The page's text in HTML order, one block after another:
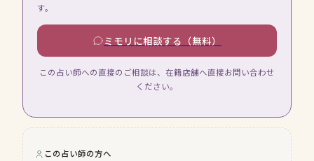
す。
ミモリに相談する（無料）
この占い師への直接のご相談は、在籍店舗へ直接お問い合わせ
ください。
この占い師の方へ